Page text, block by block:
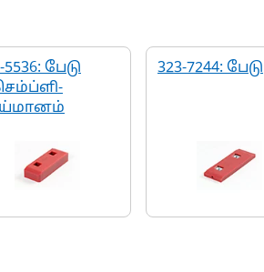
5536: பேடு
323-7244: பேடு